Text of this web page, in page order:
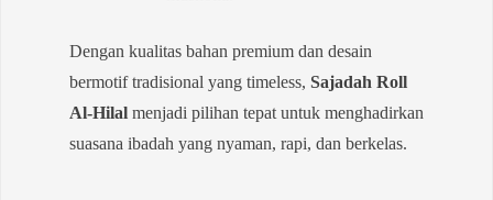
Dengan kualitas bahan premium dan desain
bermotif tradisional yang timeless, Sajadah Roll
Al-Hilal menjadi pilihan tepat untuk menghadirkan
suasana ibadah yang nyaman, rapi, dan berkelas.